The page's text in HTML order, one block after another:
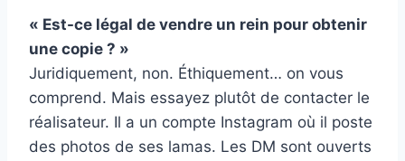
« Est-ce légal de vendre un rein pour obtenir
une copie ? »
Juridiquement, non. Éthiquement… on vous
comprend. Mais essayez plutôt de contacter le
réalisateur. Il a un compte Instagram où il poste
des photos de ses lamas. Les DM sont ouverts